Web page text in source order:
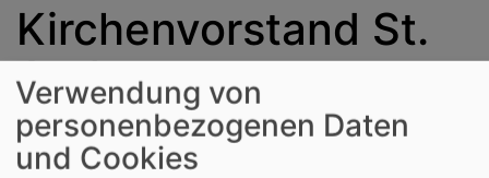
Kirchenvorstand St.
Andreas
Verwendung von
personenbezogenen Daten
und Cookies